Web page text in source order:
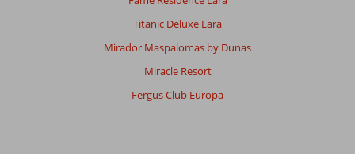
Titanic Deluxe Lara
Mirador Maspalomas by Dunas
Miracle Resort
Fergus Club Europa